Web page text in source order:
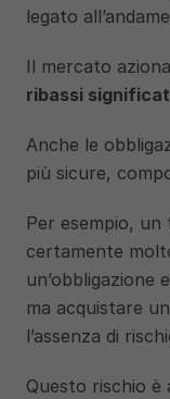
legato
ribassi
Anche le
più sicure,
Per esempio,
certamente
un’obbligazione
ma acquistare
l’assenza di
Questo rischio è